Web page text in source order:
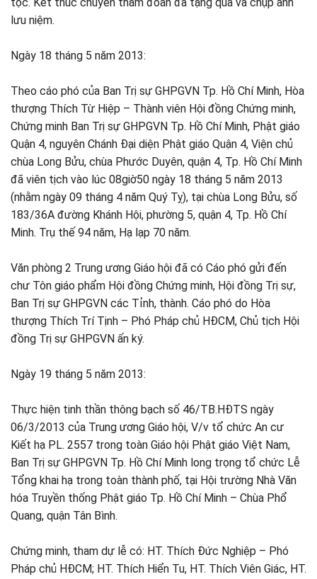
lưu niệm.
Ngày 18 tháng 5 năm 2013:
Theo cáo phó của Ban Trị sự GHPGVN Tp. Hồ Chí Minh, Hòa
thượng Thích Từ Hiệp – Thành viên Hội đồng Chứng minh,
Chứng minh Ban Trị sự GHPGVN Tp. Hồ Chí Minh, Phật giáo
Quận 4, nguyên Chánh Đại diện Phật giáo Quận 4, Viện chủ
chùa Long Bửu, chùa Phước Duyên, quận 4, Tp. Hồ Chí Minh
đã viên tịch vào lúc 08giờ50 ngày 18 tháng 5 năm 2013
(nhằm ngày 09 tháng 4 năm Quý Tỵ), tại chùa Long Bửu, số
183/36A đường Khánh Hội, phường 5, quận 4, Tp. Hồ Chí
Minh. Trụ thế 94 năm, Hạ lạp 70 năm.
Văn phòng 2 Trung ương Giáo hội đã có Cáo phó gửi đến
chư Tôn giáo phẩm Hội đồng Chứng minh, Hội đồng Trị sự,
Ban Trị sự GHPGVN các Tỉnh, thành. Cáo phó do Hòa
thượng Thích Trí Tịnh – Phó Pháp chủ HĐCM, Chủ tịch Hội
đồng Trị sự GHPGVN ấn ký.
Ngày 19 tháng 5 năm 2013:
Thực hiện tinh thần thông bạch số 46/TB.HĐTS ngày
06/3/2013 của Trung ương Giáo hội, V/v tổ chức An cư
Kiết hạ PL. 2557 trong toàn Giáo hội Phật giáo Việt Nam,
Ban Trị sự GHPGVN Tp. Hồ Chí Minh long trọng tổ chức Lễ
Tổng khai hạ trong toàn thành phố, tại Hội trường Nhà Văn
hóa Truyền thống Phật giáo Tp. Hồ Chí Minh – Chùa Phổ
Quang, quận Tân Bình.
Chứng minh, tham dự lễ có: HT. Thích Đức Nghiệp – Phó
Pháp chủ HĐCM; HT. Thích Hiển Tu, HT. Thích Viên Giác, HT.